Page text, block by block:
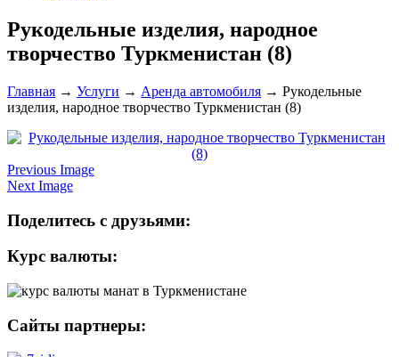
Рукодельные изделия, народное
творчество Туркменистан (8)
Главная → Услуги → Аренда автомобиля → Рукодельные
изделия, народное творчество Туркменистан (8)
Previous Image
Next Image
Поделитесь с друзьями:
Курс валюты:
Сайты партнеры: